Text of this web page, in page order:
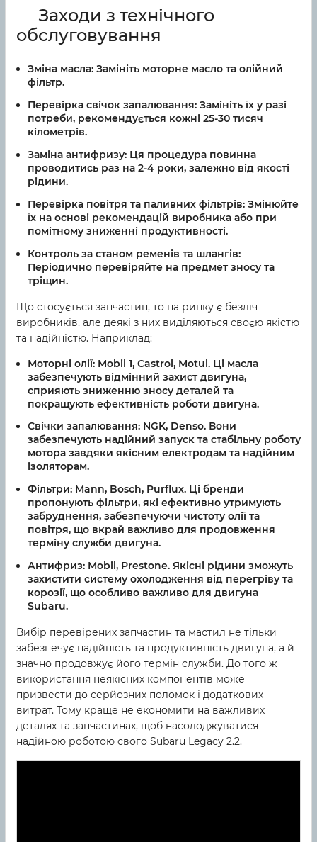
Заходи з технічного
обслуговування
Зміна масла: Замініть моторне масло та олійний
фільтр.
Перевірка свічок запалювання: Замініть їх у разі
потреби, рекомендується кожні 25-30 тисяч
кілометрів.
Заміна антифризу: Ця процедура повинна
проводитись раз на 2-4 роки, залежно від якості
рідини.
Перевірка повітря та паливних фільтрів: Змінюйте
їх на основі рекомендацій виробника або при
помітному зниженні продуктивності.
Контроль за станом ременів та шлангів:
Періодично перевіряйте на предмет зносу та
тріщин.
Що стосується запчастин, то на ринку є безліч
виробників, але деякі з них виділяються своєю якістю
та надійністю. Наприклад:
Моторні олії: Mobil 1, Castrol, Motul. Ці масла
забезпечують відмінний захист двигуна,
сприяють зниженню зносу деталей та
покращують ефективність роботи двигуна.
Свічки запалювання: NGK, Denso. Вони
забезпечують надійний запуск та стабільну роботу
мотора завдяки якісним електродам та надійним
ізоляторам.
Фільтри: Mann, Bosch, Purflux. Ці бренди
пропонують фільтри, які ефективно утримують
забруднення, забезпечуючи чистоту олії та
повітря, що вкрай важливо для продовження
терміну служби двигуна.
Антифриз: Mobil, Prestone. Якісні рідини зможуть
захистити систему охолодження від перегріву та
корозії, що особливо важливо для двигуна
Subaru.
Вибір перевірених запчастин та мастил не тільки
забезпечує надійність та продуктивність двигуна, а й
значно продовжує його термін служби. До того ж
використання неякісних компонентів може
призвести до серйозних поломок і додаткових
витрат. Тому краще не економити на важливих
деталях та запчастинах, щоб насолоджуватися
надійною роботою свого Subaru Legacy 2.2.